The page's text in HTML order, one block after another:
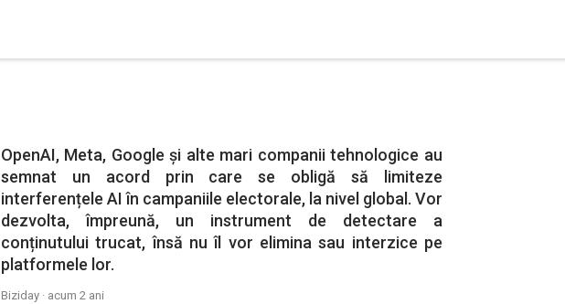
OpenAI, Meta, Google și alte mari companii tehnologice au
semnat un acord prin care se obligă să limiteze
interferențele AI în campaniile electorale, la nivel global. Vor
dezvolta, împreună, un instrument de detectare a
conținutului trucat, însă nu îl vor elimina sau interzice pe
platformele lor.
Biziday · acum 2 ani